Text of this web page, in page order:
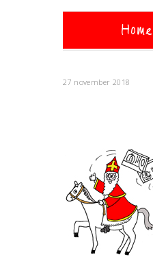
Home
27 november 2018